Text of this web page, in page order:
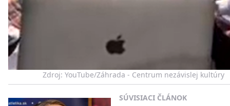
Zdroj: YouTube/Záhrada - Centrum nezávislej kultúry
SÚVISIACI ČLÁNOK